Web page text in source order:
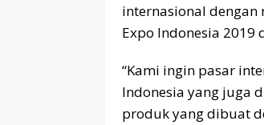
internasional
Expo Indonesia 2019
“Kami ingin pasar
Indonesia yang juga
produk yang dibuat